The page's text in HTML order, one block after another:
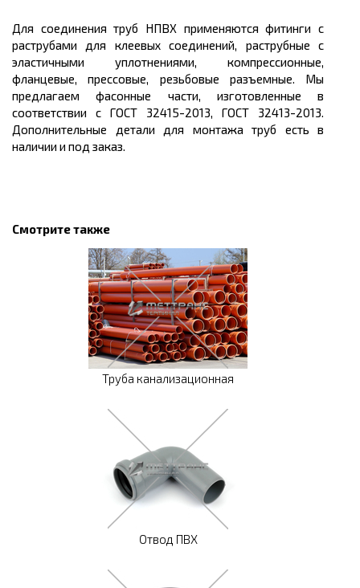
Для соединения труб НПВХ применяются фитинги с
раструбами для клеевых соединений, раструбные с
эластичными уплотнениями, компрессионные,
фланцевые, прессовые, резьбовые разъемные. Мы
предлагаем фасонные части, изготовленные в
соответствии с ГОСТ 32415-2013, ГОСТ 32413-2013.
Дополнительные детали для монтажа труб есть в
наличии и под заказ.
Смотрите также
Труба канализационная
Отвод ПВХ